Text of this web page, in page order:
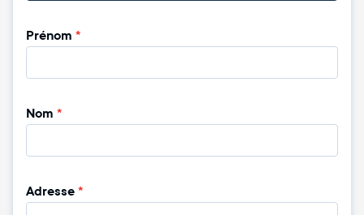
Prénom *
Nom *
Adresse*